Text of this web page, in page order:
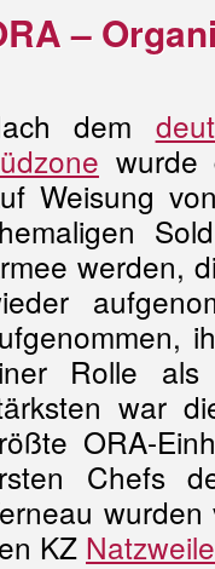
–
dem
wurde
Weisung
werden,
Rolle als
war
ORA-
Chefs
KZ